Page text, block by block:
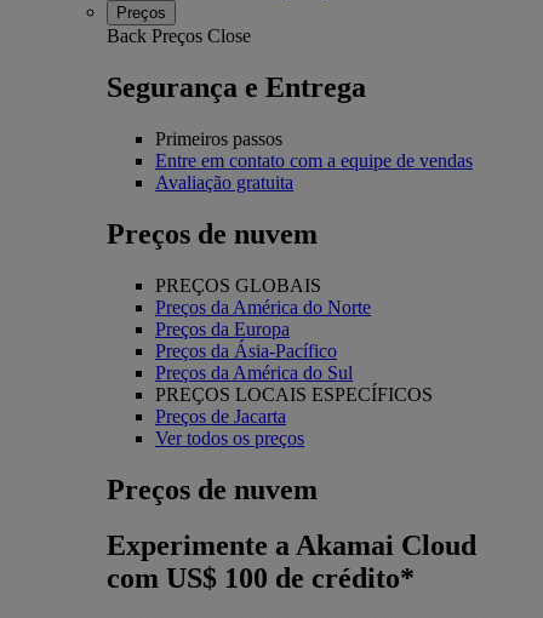
Preços
Back Preços Close
Segurança e Entrega
Primeiros passos
Entre em contato com a equipe de vendas
Avaliação gratuita
Preços de nuvem
PREÇOS GLOBAIS
Preços da América do Norte
Preços da Europa
Preços da Ásia-Pacífico
Preços da América do Sul
PREÇOS LOCAIS ESPECÍFICOS
Preços de Jacarta
Ver todos os preços
Preços de nuvem
Experimente a Akamai Cloud
com US$ 100 de crédito*